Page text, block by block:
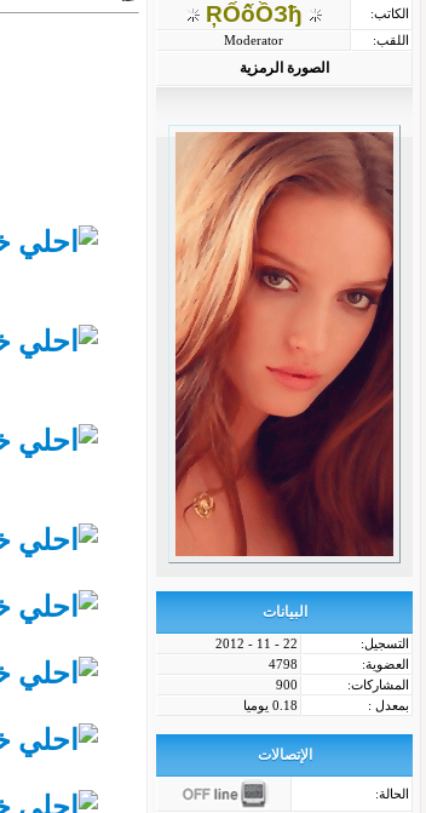
الكاتب: ŖỐốỒЗђ
اللقب: Moderator
الصورة الرمزية
البيانات
التسجيل:
22 - 11 - 2012
العضوية:
4798
المشاركات:
900
بمعدل :
0.18 يوميا
الإتصالات
الحالة: